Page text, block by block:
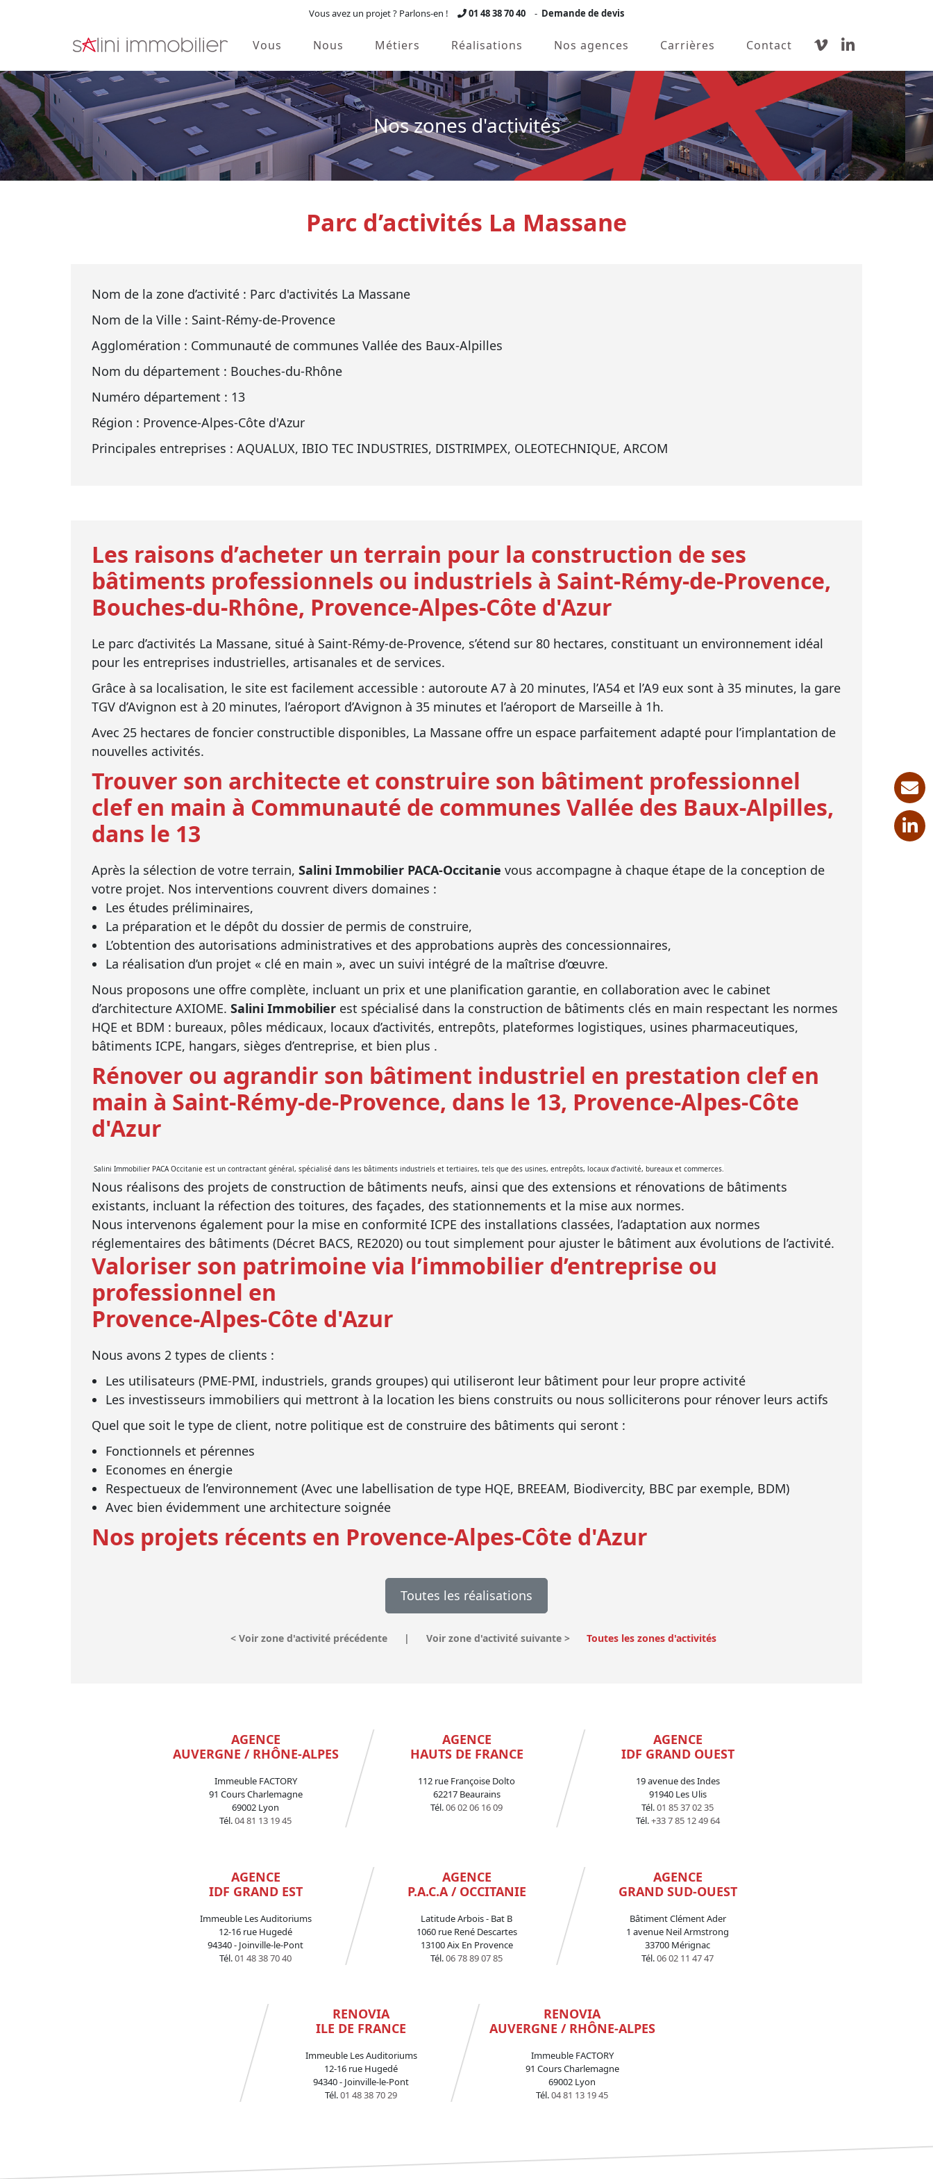
Skip to main content
Vous avez un projet ? Parlons-en ! 01 48 38 70 40 - Demande de devis
Vous Nous Métiers Réalisations Nos agences Carrières Contact
Nos zones d'activités
Parc d’activités La Massane
Nom de la zone d’activité : Parc d'activités La Massane
Nom de la Ville : Saint-Rémy-de-Provence
Agglomération : Communauté de communes Vallée des Baux-Alpilles
Nom du département : Bouches-du-Rhône
Numéro département : 13
Région : Provence-Alpes-Côte d'Azur
Principales entreprises : AQUALUX, IBIO TEC INDUSTRIES, DISTRIMPEX, OLEOTECHNIQUE, ARCOM
Les raisons d’acheter un terrain pour la construction de ses
bâtiments professionnels ou industriels à Saint-Rémy-de-Provence,
Bouches-du-Rhône, Provence-Alpes-Côte d'Azur
Le parc d’activités La Massane, situé à Saint-Rémy-de-Provence, s’étend sur 80 hectares, constituant un environnement idéal
pour les entreprises industrielles, artisanales et de services.
Grâce à sa localisation, le site est facilement accessible : autoroute A7 à 20 minutes, l’A54 et l’A9 eux sont à 35 minutes, la gare
TGV d’Avignon est à 20 minutes, l’aéroport d’Avignon à 35 minutes et l’aéroport de Marseille à 1h.
Avec 25 hectares de foncier constructible disponibles, La Massane offre un espace parfaitement adapté pour l’implantation de
nouvelles activités.
Trouver son architecte et construire son bâtiment professionnel
clef en main à Communauté de communes Vallée des Baux-Alpilles,
dans le 13
Après la sélection de votre terrain, Salini Immobilier PACA-Occitanie vous accompagne à chaque étape de la conception de
votre projet. Nos interventions couvrent divers domaines :
Les études préliminaires,
La préparation et le dépôt du dossier de permis de construire,
L’obtention des autorisations administratives et des approbations auprès des concessionnaires,
La réalisation d’un projet « clé en main », avec un suivi intégré de la maîtrise d’œuvre.
Nous proposons une offre complète, incluant un prix et une planification garantie, en collaboration avec le cabinet
d’architecture AXIOME. Salini Immobilier est spécialisé dans la construction de bâtiments clés en main respectant les normes
HQE et BDM : bureaux, pôles médicaux, locaux d’activités, entrepôts, plateformes logistiques, usines pharmaceutiques,
bâtiments ICPE, hangars, sièges d’entreprise, et bien plus .
Rénover ou agrandir son bâtiment industriel en prestation clef en
main à Saint-Rémy-de-Provence, dans le 13, Provence-Alpes-Côte
d'Azur
Salini Immobilier PACA Occitanie est un contractant général, spécialisé dans les bâtiments industriels et tertiaires, tels que des usines, entrepôts, locaux d’activité, bureaux et commerces.
Nous réalisons des projets de construction de bâtiments neufs, ainsi que des extensions et rénovations de bâtiments
existants, incluant la réfection des toitures, des façades, des stationnements et la mise aux normes.
Nous intervenons également pour la mise en conformité ICPE des installations classées, l’adaptation aux normes
réglementaires des bâtiments (Décret BACS, RE2020) ou tout simplement pour ajuster le bâtiment aux évolutions de l’activité.
Valoriser son patrimoine via l’immobilier d’entreprise ou
professionnel en
Provence-Alpes-Côte d'Azur
Nous avons 2 types de clients :
Les utilisateurs (PME-PMI, industriels, grands groupes) qui utiliseront leur bâtiment pour leur propre activité
Les investisseurs immobiliers qui mettront à la location les biens construits ou nous solliciterons pour rénover leurs actifs
Quel que soit le type de client, notre politique est de construire des bâtiments qui seront :
Fonctionnels et pérennes
Economes en énergie
Respectueux de l’environnement (Avec une labellisation de type HQE, BREEAM, Biodivercity, BBC par exemple, BDM)
Avec bien évidemment une architecture soignée
Nos projets récents en Provence-Alpes-Côte d'Azur
Toutes les réalisations
< Voir zone d'activité précédente | Voir zone d'activité suivante > Toutes les zones d'activités
AGENCE
AUVERGNE / RHÔNE-ALPES
Immeuble FACTORY
91 Cours Charlemagne
69002 Lyon
Tél.04 81 13 19 45
AGENCE
HAUTS DE FRANCE
112 rue Françoise Dolto
62217 Beaurains
Tél.06 02 06 16 09
AGENCE
IDF GRAND OUEST
19 avenue des Indes
91940 Les Ulis
Tél.01 85 37 02 35
Tél.+33 7 85 12 49 64
AGENCE
IDF GRAND EST
Immeuble Les Auditoriums
12-16 rue Hugedé
94340 - Joinville-le-Pont
Tél.01 48 38 70 40
AGENCE
P.A.C.A / OCCITANIE
Latitude Arbois - Bat B
1060 rue René Descartes
13100 Aix En Provence
Tél.06 78 89 07 85
AGENCE
GRAND SUD-OUEST
Bâtiment Clément Ader
1 avenue Neil Armstrong
33700 Mérignac
Tél.06 02 11 47 47
RENOVIA
ILE DE FRANCE
Immeuble Les Auditoriums
12-16 rue Hugedé
94340 - Joinville-le-Pont
Tél.01 48 38 70 29
RENOVIA
AUVERGNE / RHÔNE-ALPES
Immeuble FACTORY
91 Cours Charlemagne
69002 Lyon
Tél.04 81 13 19 45